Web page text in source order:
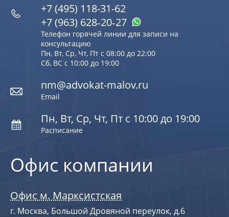
Офис компании
Офис м. Марксистская
г. Москва, Большой Дровяной переулок, д.6
+7 (495) 118-31-62
+7 (963) 628‑20‑27
Телефон горячей линии для записи на
консультацию
Пн, Вт, Ср, Чт, Пт с 08:00 до 22:00
Сб, ВС с 10:00 до 19:00
nm@advokat-malov.ru
Email
Пн, Вт, Ср, Чт, Пт с 10:00 до 19:00
Расписание